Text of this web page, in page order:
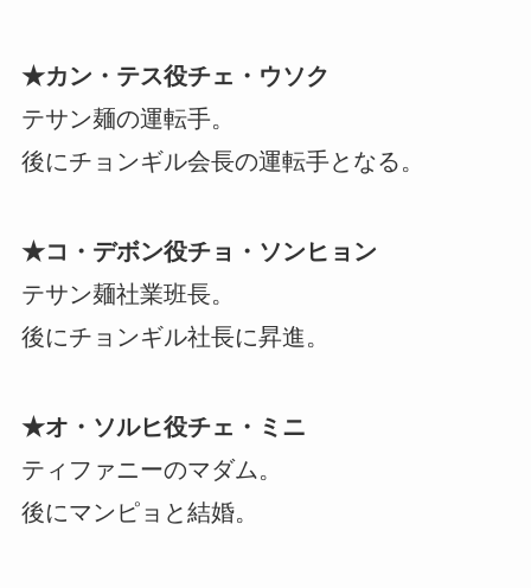
★カン・テス役チェ・ウソク
テサン麺の運転手。
後にチョンギル会長の運転手となる。
★コ・デボン役チョ・ソンヒョン
テサン麺社業班長。
後にチョンギル社長に昇進。
★オ・ソルヒ役チェ・ミニ
ティファニーのマダム。
後にマンピョと結婚。